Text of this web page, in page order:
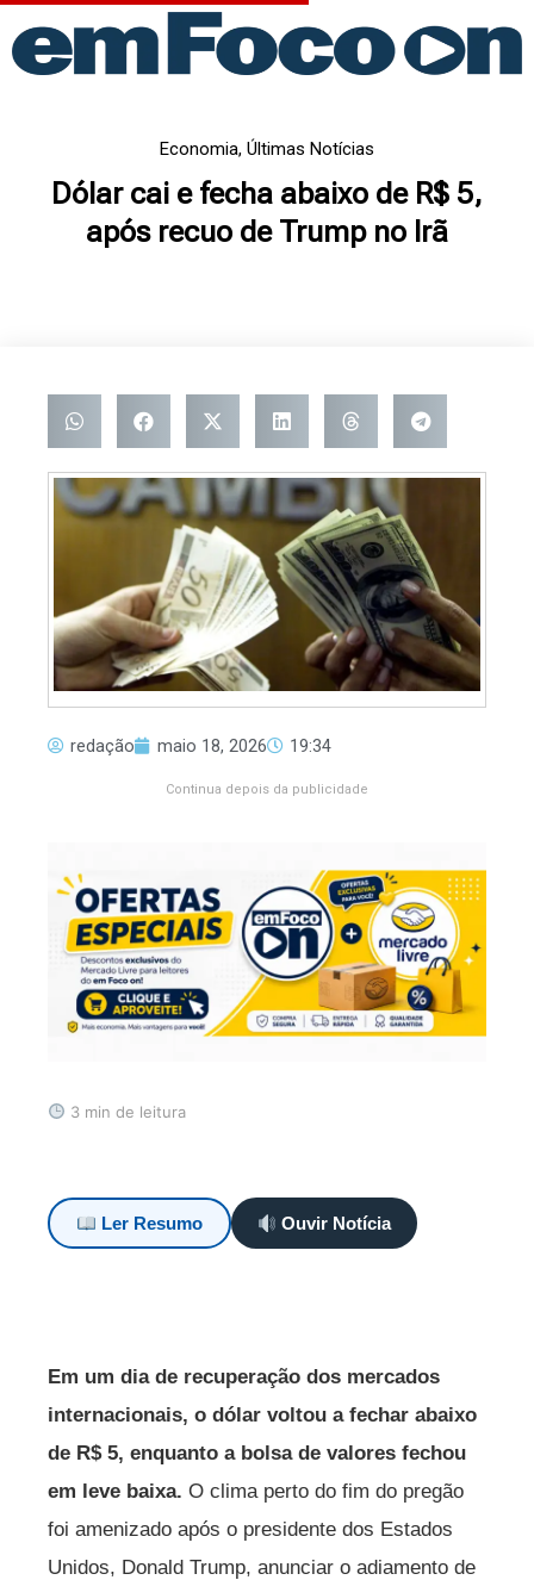
para
Economia, Últimas Notícias
Dólar cai e fecha abaixo de R$ 5,
após recuo de Trump no Irã
redação maio 18, 2026 19:34
Continua depois da publicidade
3 min de leitura
Ler Resumo Ouvir Notícia
Em um dia de recuperação dos mercados
internacionais, o dólar voltou a fechar abaixo
de R$ 5, enquanto a bolsa de valores fechou
em leve baixa. O clima perto do fim do pregão
foi amenizado após o presidente dos Estados
Unidos, Donald Trump, anunciar o adiamento de